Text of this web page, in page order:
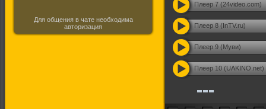
Для общения в чате необходима
авторизация
Плеер 7 (24video.com)
Плеер 8 (InTV.ru)
Плеер 9 (Муви)
Плеер 10 (UAKINO.net)